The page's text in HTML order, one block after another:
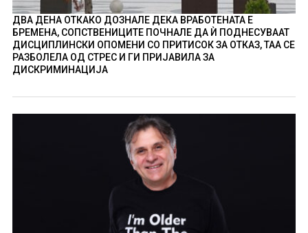
ДВА ДЕНА ОТКАКО ДОЗНАЛЕ ДЕКА ВРАБОТЕНАТА Е
БРЕМЕНА, СОПСТВЕНИЦИТЕ ПОЧНАЛЕ ДА Ѝ ПОДНЕСУВААТ
ДИСЦИПЛИНСКИ ОПОМЕНИ СО ПРИТИСОК ЗА ОТКАЗ, ТАА СЕ
РАЗБОЛЕЛА ОД СТРЕС И ГИ ПРИЈАВИЛА ЗА
ДИСКРИМИНАЦИЈА